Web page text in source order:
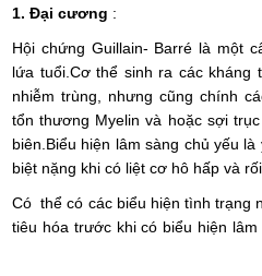
1. Đại cương :
Hội chứng Guillain- Barré là một
lứa tuổi.Cơ thể sinh ra các kháng
nhiễm trùng, nhưng cũng chính
tổn thương Myelin và hoặc sợi
biên.Biểu hiện lâm sàng chủ yếu
biệt nặng khi có liệt cơ hô hấp và
Có thể có các biểu hiện tình trạng
tiêu hóa trước khi có biểu hiện lâm